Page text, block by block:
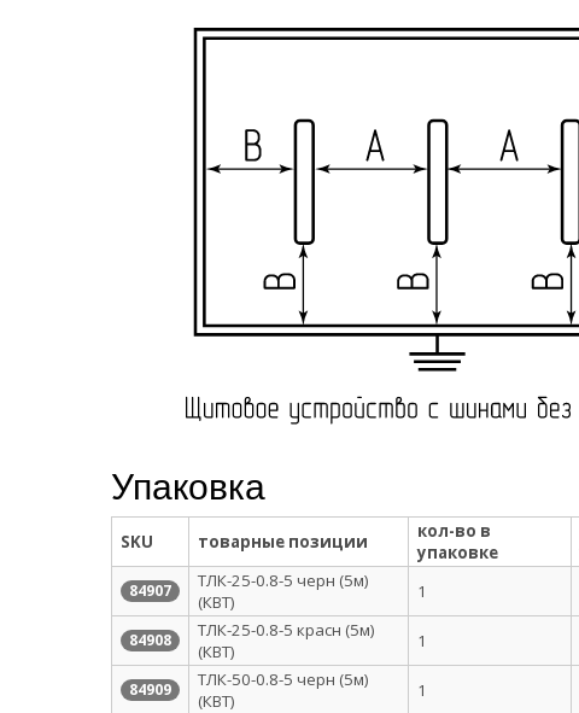
Упаковка
SKU товарные позиции
кол-во в
упаковке
84907
ТЛК-25-0.8-5 черн (5м)
(КВТ)
1
84908
ТЛК-25-0.8-5 красн (5м)
(КВТ)
1
84909
ТЛК-50-0.8-5 черн (5м)
(КВТ)
1